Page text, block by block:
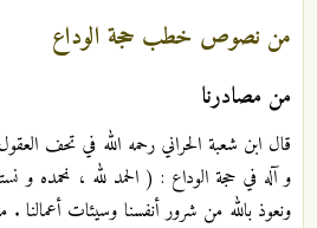
من نصوص خطب حجة الوداع
من مصادرنا
و آله في حجة الوداع : ( الحمد لله ، نحمده و
ونعوذ بالله من شرور أنفسنا وسيئات